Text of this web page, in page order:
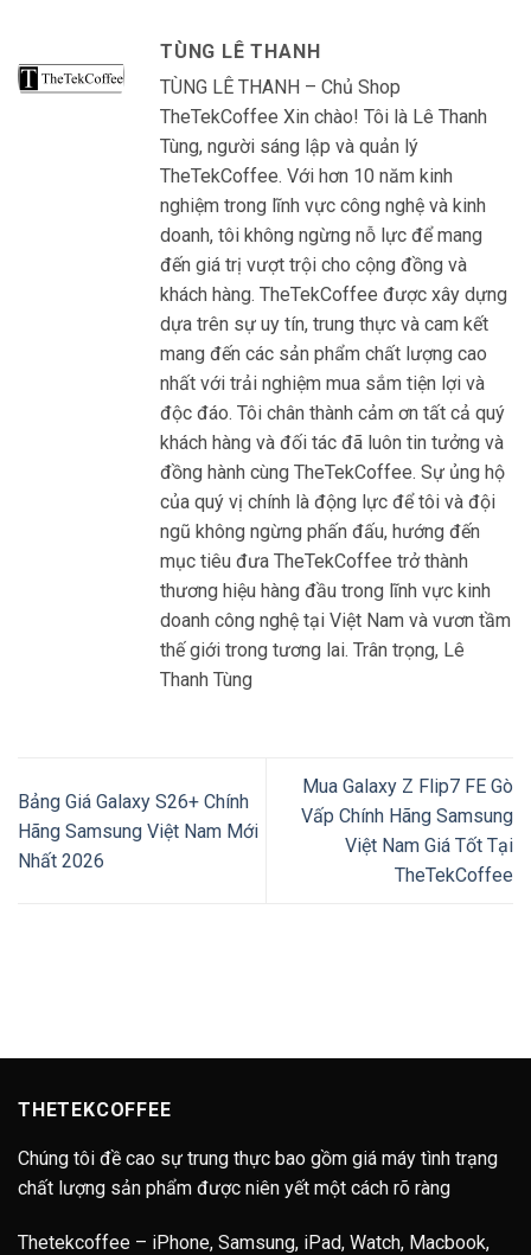
TÙNG LÊ THANH
TÙNG LÊ THANH – Chủ Shop
TheTekCoffee Xin chào! Tôi là Lê Thanh
Tùng, người sáng lập và quản lý
TheTekCoffee. Với hơn 10 năm kinh
nghiệm trong lĩnh vực công nghệ và kinh
doanh, tôi không ngừng nỗ lực để mang
đến giá trị vượt trội cho cộng đồng và
khách hàng. TheTekCoffee được xây dựng
dựa trên sự uy tín, trung thực và cam kết
mang đến các sản phẩm chất lượng cao
nhất với trải nghiệm mua sắm tiện lợi và
độc đáo. Tôi chân thành cảm ơn tất cả quý
khách hàng và đối tác đã luôn tin tưởng và
đồng hành cùng TheTekCoffee. Sự ủng hộ
của quý vị chính là động lực để tôi và đội
ngũ không ngừng phấn đấu, hướng đến
mục tiêu đưa TheTekCoffee trở thành
thương hiệu hàng đầu trong lĩnh vực kinh
doanh công nghệ tại Việt Nam và vươn tầm
thế giới trong tương lai. Trân trọng, Lê
Thanh Tùng
Bảng Giá Galaxy S26+ Chính
Hãng Samsung Việt Nam Mới
Nhất 2026
Mua Galaxy Z Flip7 FE Gò
Vấp Chính Hãng Samsung
Việt Nam Giá Tốt Tại
TheTekCoffee
THETEKCOFFEE
Chúng tôi đề cao sự trung thực bao gồm giá máy tình trạng
chất lượng sản phẩm được niên yết một cách rõ ràng
Thetekcoffee – iPhone, Samsung, iPad, Watch, Macbook,